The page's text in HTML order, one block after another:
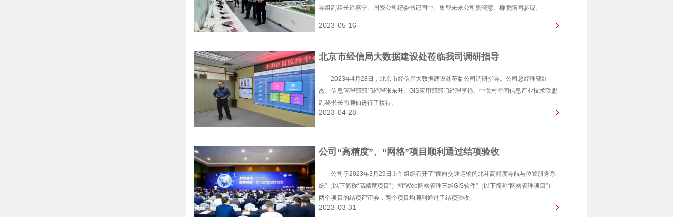
导组副组长许嘉宁、国资公司纪委书记闫中、集智未来公司樊晓慧、柳鹏陪同参观。
2023-05-16
北京市经信局大数据建设处莅临我司调研指导
2023年4月28日，北京市经信局大数据建设处莅临公司调研指导。公司总经理曹红
杰、信息管理部部门经理张东升、GIS应用部部门经理李艳、中关村空间信息产业技术联盟
副秘书长南顺仙进行了接待。
2023-04-28
公司“高精度”、“网格”项目顺利通过结项验收
公司于2023年3月29日上午组织召开了“面向交通运输的北斗高精度导航与位置服务系
统”（以下简称“高精度项目”）和“Web网格管理三维GIS软件”（以下简称“网格管理项目”）
两个项目的结项评审会，两个项目均顺利通过了结项验收。
2023-03-31